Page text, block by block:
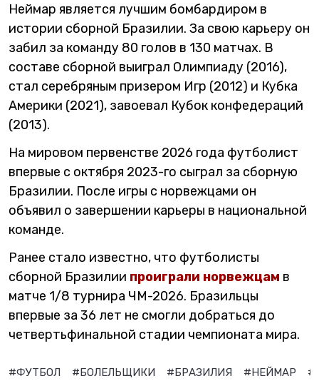
Неймар является лучшим бомбардиром в
истории сборной Бразилии. За свою карьеру он
забил за команду 80 голов в 130 матчах. В
составе сборной выиграл Олимпиаду (2016),
стал серебряным призером Игр (2012) и Кубка
Америки (2021), завоевал Кубок конфедераций
(2013).
На мировом первенстве 2026 года футболист
впервые с октября 2023-го сыграл за сборную
Бразилии. После игры с норвежцами он
объявил о завершении карьеры в национальной
команде.
Ранее стало известно, что футболисты
сборной Бразилии проиграли норвежцам в
матче 1/8 турнира ЧМ-2026. Бразильцы
впервые за 36 лет не смогли добраться до
четвертьфинальной стадии чемпионата мира.
#ФУТБОЛ #БОЛЕЛЬЩИКИ #БРАЗИЛИЯ #НЕЙМАР